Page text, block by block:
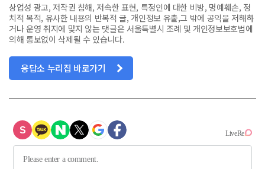
상업성 광고, 저작권 침해, 저속한 표현, 특정인에 대한 비방, 명예훼손, 정
치적 목적, 유사한 내용의 반복적 글, 개인정보 유출,그 밖에 공익을 저해하
거나 운영 취지에 맞지 않는 댓글은 서울특별시 조례 및 개인정보보호법에
의해 통보없이 삭제될 수 있습니다.
응답소 누리집 바로가기